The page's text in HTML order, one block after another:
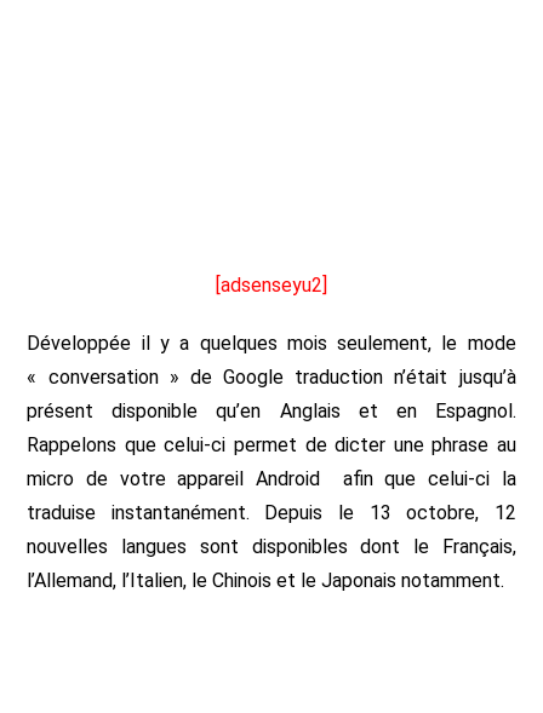
[adsenseyu2]
Développée il y a quelques mois seulement, le mode
« conversation » de Google traduction n’était jusqu’à
présent disponible qu’en Anglais et en Espagnol.
Rappelons que celui-ci permet de dicter une phrase au
micro de votre appareil Android afin que celui-ci la
traduise instantanément. Depuis le 13 octobre, 12
nouvelles langues sont disponibles dont le Français,
l’Allemand, l’Italien, le Chinois et le Japonais notamment.